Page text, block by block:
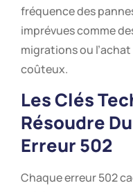
fréquence des
imprévues comme
migrations ou
coûteux.
Les Clés
Résoudre
Erreur 502
Chaque erreur 502